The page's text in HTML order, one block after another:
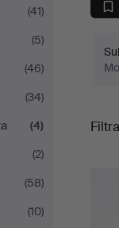
(41)
(5)
(46)
(34)
(4)
(2)
(58)
(10)
de